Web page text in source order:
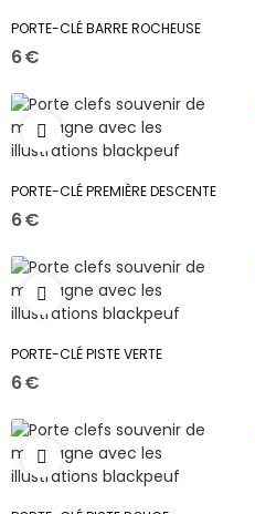
PORTE-CLÉ BARRE ROCHEUSE
6 €
PORTE-CLÉ PREMIÈRE DESCENTE
6 €
PORTE-CLÉ PISTE VERTE
6 €